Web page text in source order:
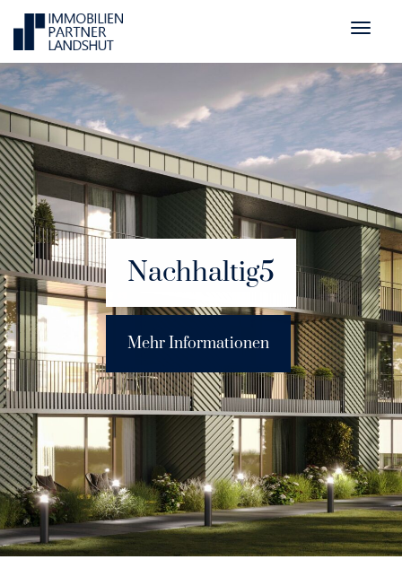
Nachhaltig5
Mehr Informationen